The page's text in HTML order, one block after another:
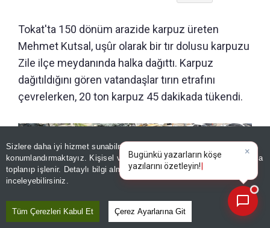
Sizlere daha iyi hizmet sunabilmek adına sitemizde
konumlandırmaktayız. Kişisel verileriniz, KVKK ve GDPR kapsamında
toplanıp işlenir. Detaylı bilgi almak içinAydınlatma Metnimizi
inceleyebilirsiniz.
Tüm Çerezleri Kabul Et Çerez Ayarlarına Git
Tokat'ta 150 dönüm arazide karpuz üreten
Mehmet Kutsal, uşûr olarak bir tır dolusu karpuzu
Zile ilçe meydanında halka dağıttı. Karpuz
dağıtıldığını gören vatandaşlar tırın etrafını
çevrelerken, 20 ton karpuz 45 dakikada tükendi.
Bugünkü yazarların köşe yazıl